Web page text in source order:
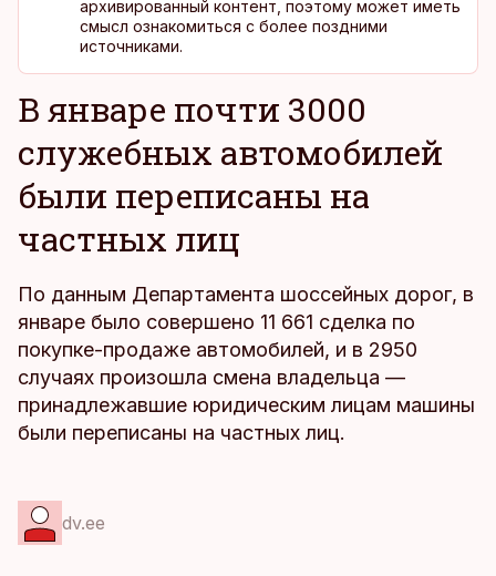
архивированный контент, поэтому может иметь
смысл ознакомиться с более поздними
источниками.
В январе почти 3000
служебных автомобилей
были переписаны на
частных лиц
По данным Департамента шоссейных дорог, в
январе было совершено 11 661 сделка по
покупке-продаже автомобилей, и в 2950
случаях произошла смена владельца —
принадлежавшие юридическим лицам машины
были переписаны на частных лиц.
dv.ee